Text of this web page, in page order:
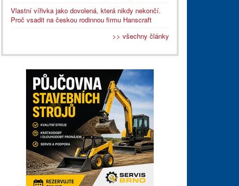
Vlastní vířivka jako dovolená, která nikdy nekončí.
Proč vsadit na českou rodinnou firmu Hanscraft
>> všechny články